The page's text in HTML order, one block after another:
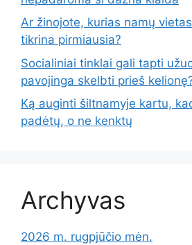
Ar žinojote, kurias namų
tikrina pirmiausia?
Socialiniai tinklai gali tapti
pavojinga skelbti prieš
Ką auginti šiltnamyje kartu,
padėtų, o ne kenktų
Archyvas
2026 m. rugpjūčio mėn.